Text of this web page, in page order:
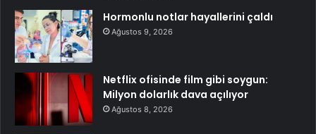
Hormonlu notlar hayallerini çaldı
Ağustos 9, 2026
Netflix ofisinde film gibi soygun:
Milyon dolarlık dava açılıyor
Ağustos 8, 2026